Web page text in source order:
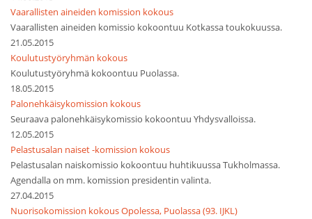
Vaarallisten aineiden komission kokous
Vaarallisten aineiden komissio kokoontuu Kotkassa toukokuussa.
21.05.2015
Koulutustyöryhmän kokous
Koulutustyöryhmä kokoontuu Puolassa.
18.05.2015
Palonehkäisykomission kokous
Seuraava palonehkäisykomissio kokoontuu Yhdysvalloissa.
12.05.2015
Pelastusalan naiset -komission kokous
Pelastusalan naiskomissio kokoontuu huhtikuussa Tukholmassa.
Agendalla on mm. komission presidentin valinta.
27.04.2015
Nuorisokomission kokous Opolessa, Puolassa (93. IJKL)